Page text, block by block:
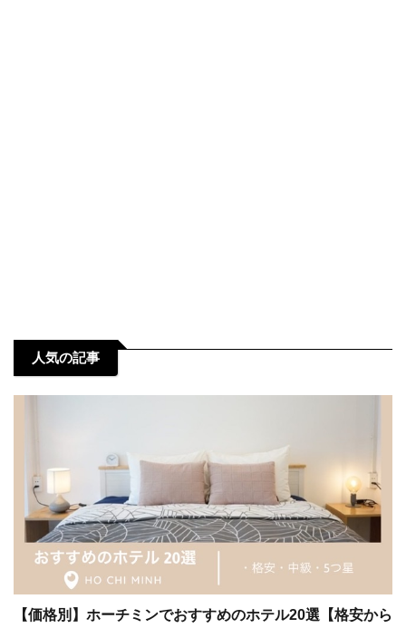
人気の記事
【価格別】ホーチミンでおすすめのホテル20選【格安から